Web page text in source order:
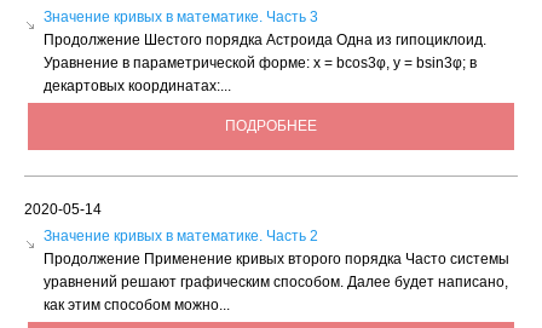
Значение кривых в математике. Часть 3
Продолжение Шестого порядка Астроида Одна из гипоциклоид.
Уравнение в параметрической форме: х = bсоs3φ, у = bsin3φ; в
декартовых координатах:...
ПОДРОБНЕЕ
2020-05-14
Значение кривых в математике. Часть 2
Продолжение Применение кривых второго порядка Часто системы
уравнений решают графическим способом. Далее будет написано,
как этим способом можно...